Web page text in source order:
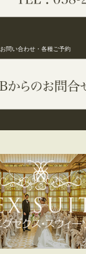
お問い合わせ・各種ご予約